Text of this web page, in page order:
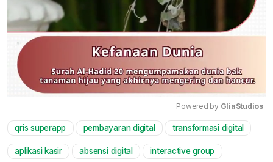
Mute
Powered by GliaStudios
qris superapp pembayaran digital transformasi digital
aplikasi kasir absensi digital interactive group